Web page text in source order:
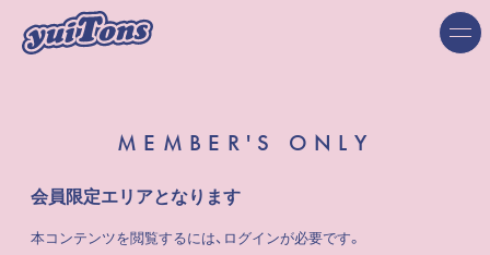
MEMBER'S ONLY
会員限定エリアとなります
本コンテンツを閲覧するには、ログインが必要です。